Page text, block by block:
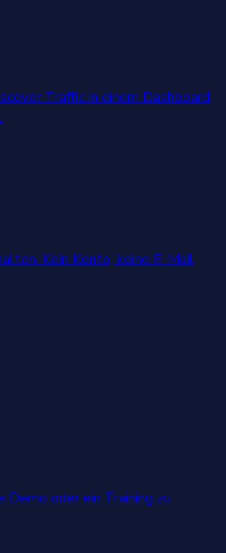
Traffic in einem Dashboard,
Kein Konto, keine E-Mail,
Demo oder ein Training zu